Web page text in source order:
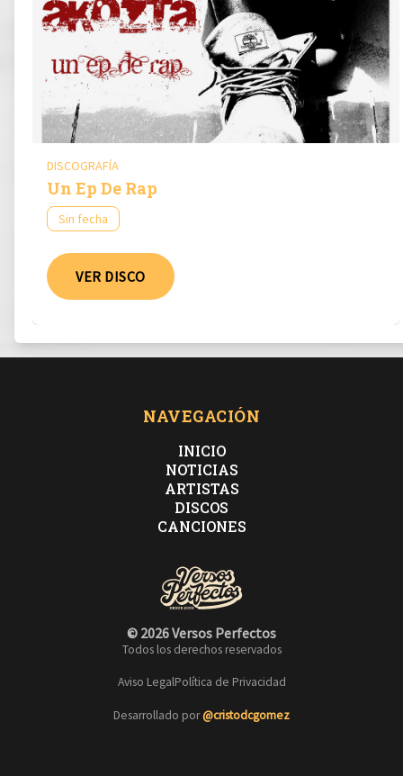
DISCOGRAFÍA
Un Ep De Rap
Sin fecha
VER DISCO
NAVEGACIÓN
INICIO
NOTICIAS
ARTISTAS
DISCOS
CANCIONES
© 2026 Versos Perfectos
Todos los derechos reservados
Aviso LegalPolítica de Privacidad
Desarrollado por@cristodcgomez